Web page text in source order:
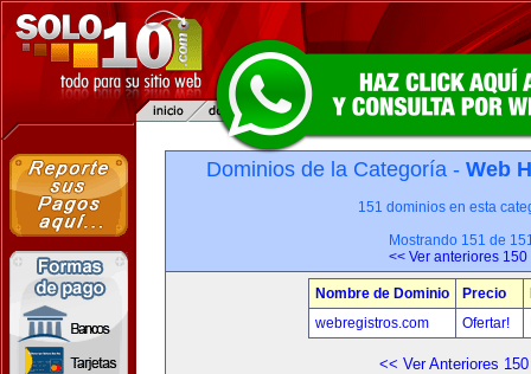
Dominios de la Categoría - Web
151 dominios en esta
Mostrando 151 de
<< Ver anteriores 150
Nombre de Dominio Precio
webregistros.com
Ofertar!
<< Ver Anteriores 150